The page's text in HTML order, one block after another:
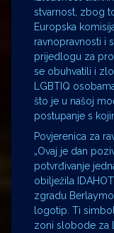
stvarnost, zbog
Europska
ravnopravnosti i
prijedlogu za
se obuhvatili i
LGBTIQ
što je u našoj
postupanje s
Povjerenica za
„Ovaj je dan
potvrđivanje
obilježila
zgradu
logotip. Ti
zoni slobode za